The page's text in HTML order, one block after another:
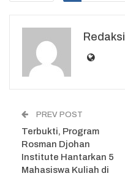
Redaksi
PREV POST
Terbukti, Program
Rosman Djohan
Institute Hantarkan 5
Mahasiswa Kuliah di